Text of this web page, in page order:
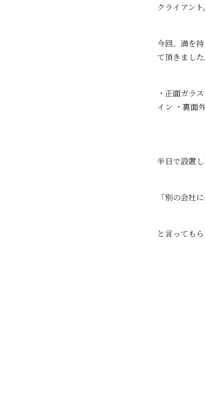
クライアント。
今回、満を
て頂きました
・正面ガラ
イン ・裏面
半日で設置
「別の会社
と言っても